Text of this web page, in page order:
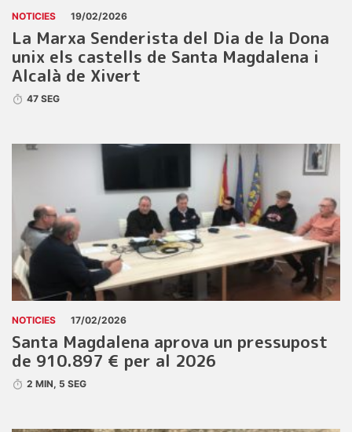
NOTICIES 19/02/2026
La Marxa Senderista del Dia de la Dona
unix els castells de Santa Magdalena i
Alcalà de Xivert
47 SEG
NOTICIES 17/02/2026
Santa Magdalena aprova un pressupost
de 910.897 € per al 2026
2 MIN, 5 SEG